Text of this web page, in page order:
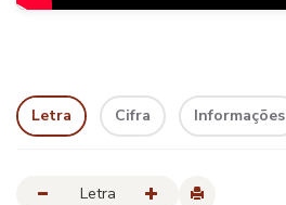
Letra Cifra Informações
Letra